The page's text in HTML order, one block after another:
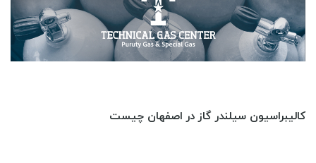
کالیبراسیون سیلندر گاز در اصفهان چیست